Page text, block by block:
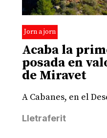
Jorn a jorn
Acaba la
posada en
de Miravet
A Cabanes, en el
Lletraferit